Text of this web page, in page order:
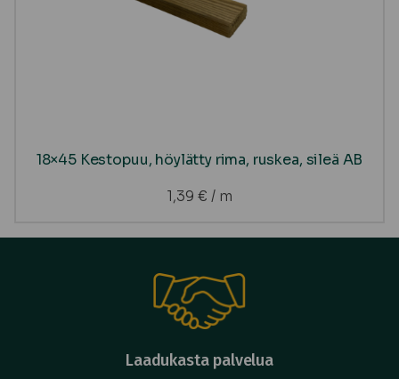
18×45 Kestopuu, höylätty rima, ruskea, sileä AB
1,39 € / m
Laadukasta palvelua